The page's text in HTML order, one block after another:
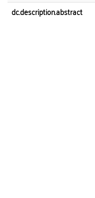
dc.description.abstract